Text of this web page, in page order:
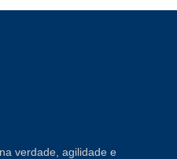
verdade, agilidade e